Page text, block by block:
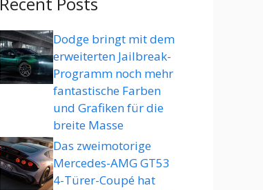
Dodge bringt mit dem
erweiterten Jailbreak-
Programm noch mehr
fantastische Farben
und Grafiken für die
breite Masse
Das zweimotorige
Mercedes-AMG GT53
4-Türer-Coupé hat